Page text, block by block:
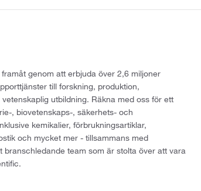
genom att erbjuda över 2,6 miljoner
till forskning, produktion,
utbildning. Räkna med oss för ett
, biovetenskaps-, säkerhets- och
kemikalier, förbrukningsartiklar,
och mycket mer - tillsammans med
branschledande team som är stolta över att vara